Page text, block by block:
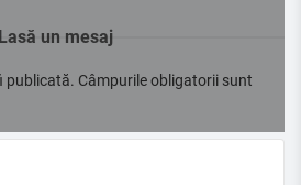
Lasă un mesaj
publicată. Câmpurile obligatorii sunt